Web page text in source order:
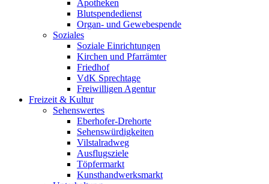
Apotheken
Blutspendedienst
Organ- und Gewebespende
Soziales
Soziale Einrichtungen
Kirchen und Pfarrämter
Friedhof
VdK Sprechtage
Freiwilligen Agentur
Freizeit & Kultur
Sehenswertes
Eberhofer-Drehorte
Sehenswürdigkeiten
Vilstalradweg
Ausflugsziele
Töpfermarkt
Kunsthandwerksmarkt